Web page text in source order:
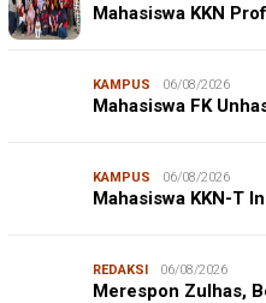
Mahasiswa KKN
KAMPUS 06/08/2026
Mahasiswa FK
KAMPUS 06/08/2026
Mahasiswa KKN-T
REDAKSI 06/08/2026
Merespon Zulhas,